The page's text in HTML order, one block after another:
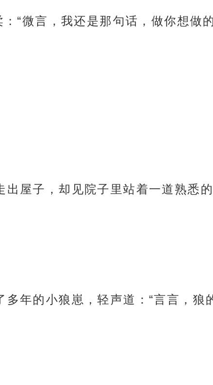
“微言，我还是那句话，做你想做
屋子，却见院子里站着一道熟悉的
年的小狼崽，轻声道：“言言，狼